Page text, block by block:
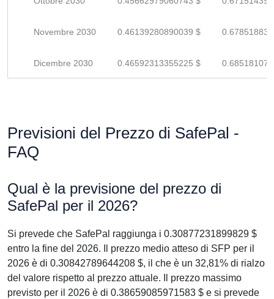
Novembre 2030 0.46139280890039 $
Dicembre 2030 0.46592313355225 $
Previsioni del Prezzo di SafePal -
FAQ
Qual è la previsione del prezzo di
SafePal per il 2026?
Si prevede che SafePal raggiunga i 0.30877231899829 $
entro la fine del 2026. Il prezzo medio atteso di SFP per il
2026 è di 0.30842789644208 $, il che è un 32,81% di rialzo
del valore rispetto al prezzo attuale. Il prezzo massimo
previsto per il 2026 è di 0.38659085971583 $ e si prevede